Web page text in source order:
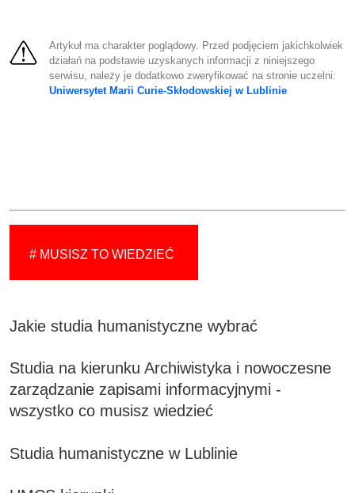
Artykuł ma charakter poglądowy. Przed podjęciem jakichkolwiek
działań na podstawie uzyskanych informacji z niniejszego
serwisu, należy je dodatkowo zweryfikować na stronie uczelni:
Uniwersytet Marii Curie-Skłodowskiej w Lublinie
# MUSISZ TO WIEDZIEĆ
Jakie studia humanistyczne wybrać
Studia na kierunku Archiwistyka i nowoczesne
zarządzanie zapisami informacyjnymi -
wszystko co musisz wiedzieć
Studia humanistyczne w Lublinie